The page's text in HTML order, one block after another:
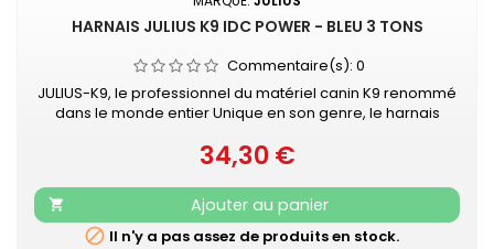
HARNAIS JULIUS K9 IDC POWER - BLEU 3 TONS
Commentaire(s): 0
JULIUS-K9, le professionnel du matériel canin K9 renommé
dans le monde entier Unique en son genre, le harnais
contrôler le chien pendant les balades en ville. Le harnais
IDC®Power est votre compagnon au quotidien, pour le loisir
et la promenade, dans la rue comme au parc. Sa poignée
solide...
Prix
34,30 €

Ajouter au panier
 Il n'y a pas assez de produits en stock.